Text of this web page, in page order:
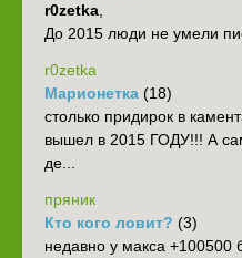
r0zetka,
До 2015 люди не умели
r0zetka
Марионетка (18)
столько придирок в
вышел в 2015 ГОДУ!!! А
де...
пряник
Кто кого ловит? (3)
недавно у макса +100500